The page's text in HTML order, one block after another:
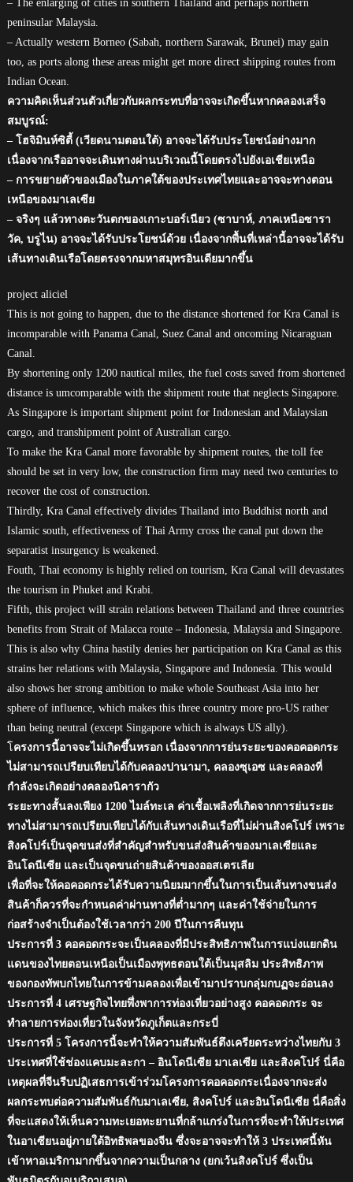
– The enlarging of cities in southern Thailand and perhaps northern
peninsular Malaysia.
– Actually western Borneo (Sabah, northern Sarawak, Brunei) may gain
too, as ports along these areas might get more direct shipping routes from
Indian Ocean.
ความคิดเห็นส่วนตัวเกี่ยวกับผลกระทบที่อาจจะเกิดขึ้นหากคลองเสร็จ
สมบูรณ์:
– โฮจิมินห์ซิตี้ (เวียดนามตอนใต้) อาจจะได้รับประโยชน์อย่างมาก
เนื่องจากเรืออาจจะเดินทางผ่านบริเวณนี้โดยตรงไปยังเอเชียเหนือ
– การขยายตัวของเมืองในภาคใต้ของประเทศไทยและอาจจะทางตอน
เหนือของมาเลเซีย
– จริงๆ แล้วทางตะวันตกของเกาะบอร์เนียว (ซาบาห์, ภาคเหนือซารา
วัค, บรูไน) อาจจะได้รับประโยชน์ด้วย เนื่องจากพื้นที่เหล่านี้อาจจะได้รับ
เส้นทางเดินเรือโดยตรงจากมหาสมุทรอินเดียมากขึ้น
project aliciel
This is not going to happen, due to the distance shortened for Kra Canal is
incomparable with Panama Canal, Suez Canal and oncoming Nicaraguan
Canal.
By shortening only 1200 nautical miles, the fuel costs saved from shortened
distance is umcomparable with the shipment route that neglects Singapore.
As Singapore is important shipment point for Indonesian and Malaysian
cargo, and transhipment point of Australian cargo.
To make the Kra Canal more favorable by shipment routes, the toll fee
should be set in very low, the construction firm may need two centuries to
recover the cost of construction.
Thirdly, Kra Canal effectively divides Thailand into Buddhist north and
Islamic south, effectiveness of Thai Army cross the canal put down the
separatist insurgency is weakened.
Fouth, Thai economy is highly relied on tourism, Kra Canal will devastates
the tourism in Phuket and Krabi.
Fifth, this project will strain relations between Thailand and three countries
benefits from Strait of Malacca route – Indonesia, Malaysia and Singapore.
This is also why China hastily denies her participation on Kra Canal as this
strains her relations with Malaysia, Singapore and Indonesia. This would
also shows her strong ambition to make whole Southeast Asia into her
sphere of influence, which makes this three country more pro-US rather
than being neutral (except Singapore which is always US ally).
โครงการนี้อาจจะไม่เกิดขึ้นหรอก เนื่องจากการย่นระยะของคอคอดกระ
ไม่สามารถเปรียบเทียบได้กับคลองปานามา, คลองซุเอซ และคลองที่
กำลังจะเกิดอย่างคลองนิคารากัว
ระยะทางสั้นลงเพียง 1200 ไมล์ทะเล ค่าเชื้อเพลิงที่เกิดจากการย่นระยะ
ทางไม่สามารถเปรียบเทียบได้กับเส้นทางเดินเรือที่ไม่ผ่านสิงคโปร์ เพราะ
สิงคโปร์เป็นจุดขนส่งที่สำคัญสำหรับขนส่งสินค้าของมาเลเซียและ
อินโดนีเซีย และเป็นจุดขนถ่ายสินค้าของออสเตรเลีย
เพื่อที่จะให้คอคอดกระได้รับความนิยมมากขึ้นในการเป็นเส้นทางขนส่ง
สินค้าก็ควรที่จะกำหนดค่าผ่านทางที่ต่ำมากๆ และค่าใช้จ่ายในการ
ก่อสร้างจำเป็นต้องใช้เวลากว่า 200 ปีในการคืนทุน
ประการที่ 3 คอคอดกระจะเป็นคลองที่มีประสิทธิภาพในการแบ่งแยกดิน
แดนของไทยตอนเหนือเป็นเมืองพุทธตอนใต้เป็นมุสลิม ประสิทธิภาพ
ของกองทัพบกไทยในการข้ามคลองเพื่อเข้ามาปราบกลุ่มกบฏจะอ่อนลง
ประการที่ 4 เศรษฐกิจไทยพึ่งพาการท่องเที่ยวอย่างสูง คอคอดกระ จะ
ทำลายการท่องเที่ยวในจังหวัดภูเก็ตและกระบี่
ประการที่ 5 โครงการนี้จะทำให้ความสัมพันธ์ตึงเครียดระหว่างไทยกับ 3
ประเทศที่ใช้ช่องแคบมะละกา – อินโดนีเซีย มาเลเซีย และสิงคโปร์ นี่คือ
เหตุผลที่จีนรีบปฏิเสธการเข้าร่วมโครงการคอคอดกระเนื่องจากจะส่ง
ผลกระทบต่อความสัมพันธ์กับมาเลเซีย, สิงคโปร์ และอินโดนีเซีย นี่คือสิ่ง
ที่จะแสดงให้เห็นความทะเยอทะยานที่กล้าแกร่งในการที่จะทำให้ประเทศ
ในอาเซียนอยู่ภายใต้อิทธิพลของจีน ซึ่งจะอาจจะทำให้ 3 ประเทศนี้หัน
เข้าหาอเมริกามากขึ้นจากความเป็นกลาง (ยกเว้นสิงคโปร์ ซึ่งเป็น